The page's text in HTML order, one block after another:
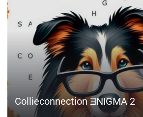
Collieconnection ƎNIGMA 2